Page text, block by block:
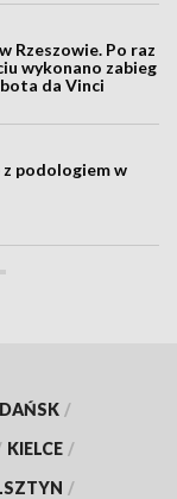
Rzeszowie. Po raz
wykonano zabieg
da Vinci
podologiem w
/
KIELCE /
/